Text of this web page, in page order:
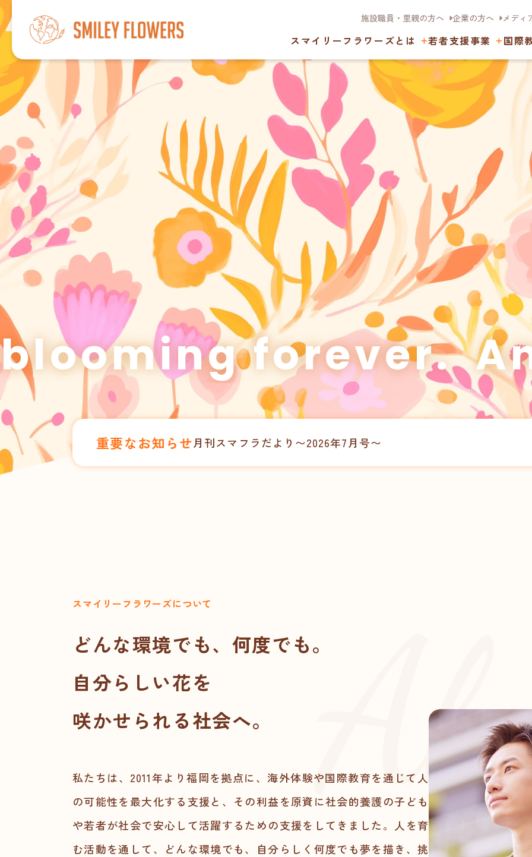
施設職員・里親の方へ 企業の方へ メディ
スマイリーフラワーズとは 若者支援事業 国際
forever.
重要なお知らせ月刊スマフラだより〜2026年7月号〜
スマイリーフラワーズについて
どんな環境でも、何度でも。
自分らしい花を
咲かせられる社会へ。
私たちは、2011年より福岡を拠点に、海外体験や国際教育を通じて人
の可能性を最大化する支援と、その利益を原資に社会的養護の子ども
や若者が社会で安心して活躍するための支援をしてきました。人を育
む活動を通して、どんな環境でも、自分らしく何度でも夢を描き、挑